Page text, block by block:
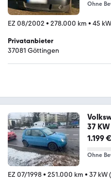
Ohne
EZ 08/2002 • 278.000 km • 45
Privatanbieter
37081 Göttingen
37 KW
1.199 €
Ohne
EZ 07/1998• 251.000 km • 37 kW